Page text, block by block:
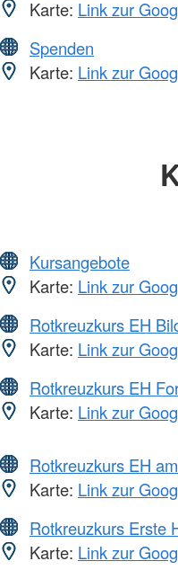
Karte: Link zur
Spenden
Karte: Link zur
Kursangebote
Karte: Link zur
Rotkreuzkurs EH
Karte: Link zur
Rotkreuzkurs EH
Karte: Link zur
Rotkreuzkurs EH
Karte: Link zur
Rotkreuzkurs Erste
Karte: Link zur